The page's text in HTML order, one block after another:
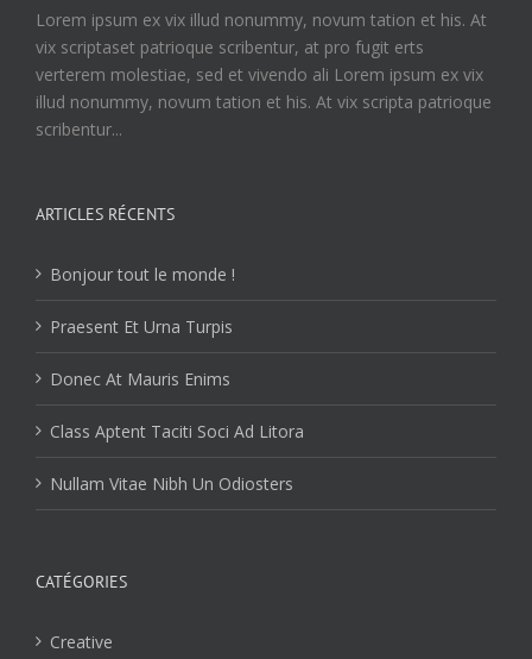
Lorem ipsum ex vix illud nonummy, novum tation et his. At
vix scriptaset patrioque scribentur, at pro fugit erts
verterem molestiae, sed et vivendo ali Lorem ipsum ex vix
illud nonummy, novum tation et his. At vix scripta patrioque
scribentur...
ARTICLES RÉCENTS
Bonjour tout le monde !
Praesent Et Urna Turpis
Donec At Mauris Enims
Class Aptent Taciti Soci Ad Litora
Nullam Vitae Nibh Un Odiosters
CATÉGORIES
Creative